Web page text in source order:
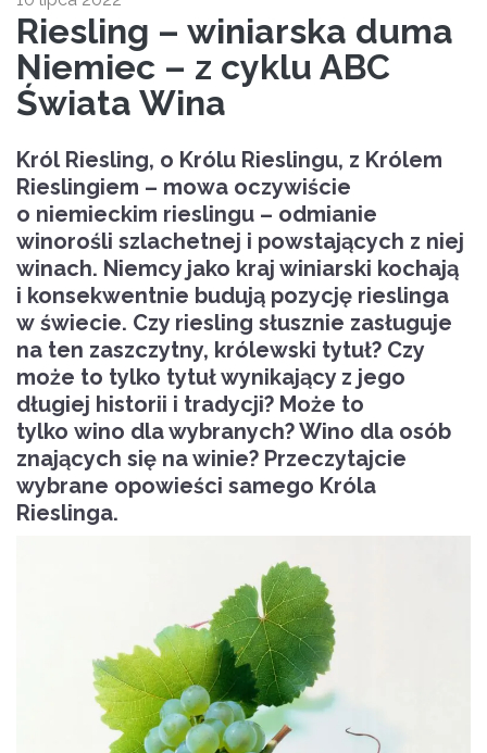
Riesling – winiarska duma
Niemiec – z cyklu ABC
Świata Wina
Król Riesling, o Królu Rieslingu, z Królem
Rieslingiem – mowa oczywiście
o niemieckim rieslingu – odmianie
winorośli szlachetnej i powstających z niej
winach. Niemcy jako kraj winiarski kochają
i konsekwentnie budują pozycję rieslinga
w świecie. Czy riesling słusznie zasługuje
na ten zaszczytny, królewski tytuł? Czy
może to tylko tytuł wynikający z jego
długiej historii i tradycji? Może to
tylko wino dla wybranych? Wino dla osób
znających się na winie? Przeczytajcie
wybrane opowieści samego Króla
Rieslinga.